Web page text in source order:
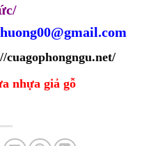
cuagophongngu.net/
nhựa giả gỗ